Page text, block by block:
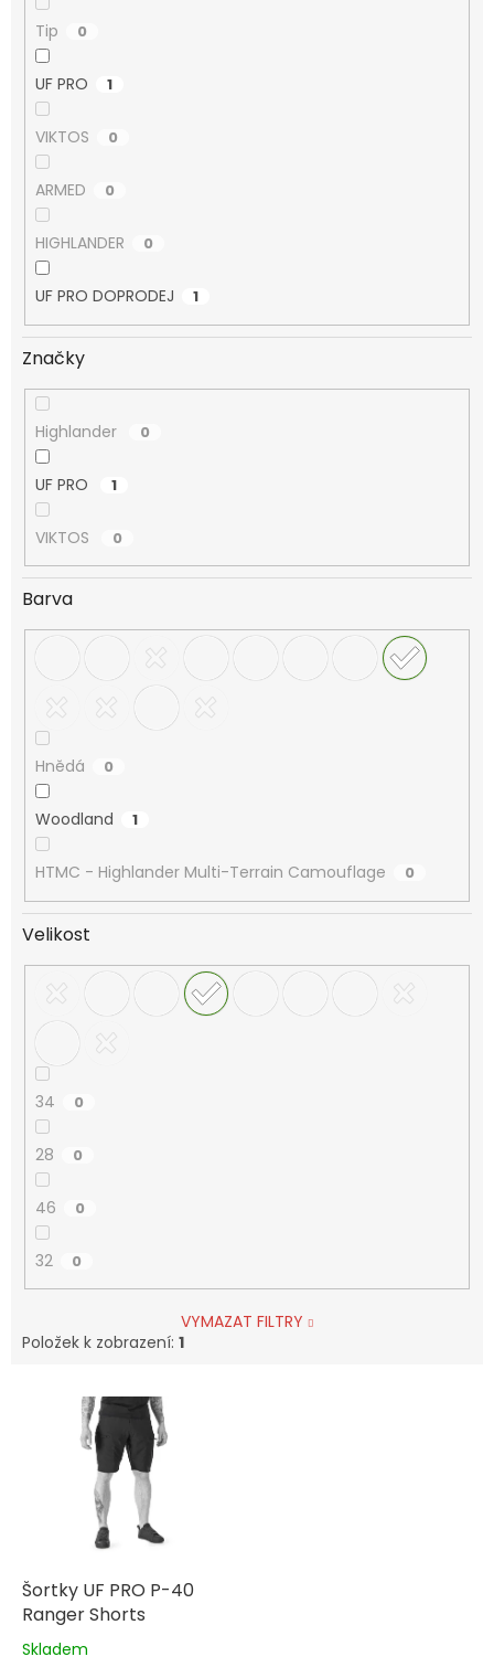
Tip 0
UF PRO 1
VIKTOS 0
ARMED 0
HIGHLANDER 0
UF PRO DOPRODEJ 1
Značky
Highlander 0
UF PRO 1
VIKTOS 0
Barva
Hnědá 0
Woodland 1
HTMC - Highlander Multi-Terrain Camouflage 0
Velikost
34 0
28 0
46 0
32 0
VYMAZAT FILTRY
Položek k zobrazení: 1
dŠortky UF PRO P-40
Ranger Shorts
Průměrné
Skladem